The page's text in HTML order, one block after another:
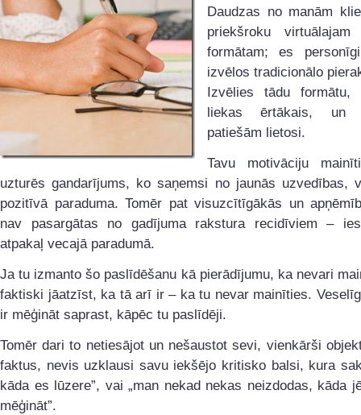
Daudzas no manām
priekšroku virtuālajam
formātam; es
izvēlos tradicionālo
Izvēlies tādu formātu,
liekas ērtākais, un
patiešām lietosi.
Tavu motivāciju
uzturēs gandarījums, ko saņemsi no jaunās uzvedības,
pozitīvā paraduma. Tomēr pat visuzcītīgākās un
nav pasargātas no gadījuma rakstura recidīviem –
atpakaļ vecajā paradumā.
Ja tu izmanto šo paslīdēšanu kā pierādījumu, ka nevari
faktiski jāatzīst, ka tā arī ir – ka tu nevar mainīties.
ir mēģināt saprast, kāpēc tu paslīdēji.
Tomēr dari to netiesājot un nešaustot sevi, vienkārši
faktus, nevis uzklausi savu iekšējo kritisko balsi, kura
kāda es lūzere”, vai „man nekad nekas neizdodas, kāda
mēģināt”.